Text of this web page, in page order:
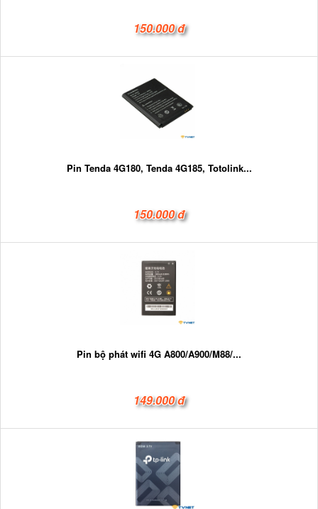
150.000 đ
Pin Tenda 4G180, Tenda 4G185, Totolink...
150.000 đ
Pin bộ phát wifi 4G A800/A900/M88/...
149.000 đ